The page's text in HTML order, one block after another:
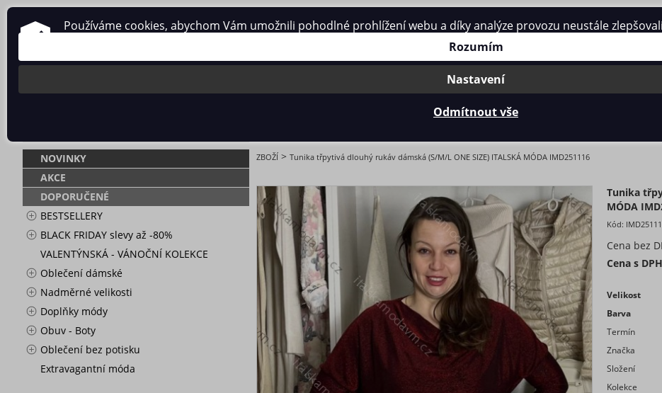
O nás Obchodní podmínky Ochrana osobních údajů Kontakt
NOVINKY
AKCE
DOPORUČENÉ
BESTSELLERY
BLACK FRIDAY slevy až -80%
VALENTÝNSKÁ - VÁNOČNÍ KOLEKCE
Oblečení dámské
Nadměrné velikosti
Doplňky módy
Obuv - Boty
Oblečení bez potisku
Extravagantní móda
ZBOŽÍ > Tunika třpytivá dlouhý rukáv dámská (S/M/L ONE SIZE) ITALSKÁ MÓDA IMD251116
Tunika
MÓDA
Kód:
Cena bez
Cena s DPH
Velikost
Barva
Termín
Značka
Složení
Kolekce
Používáme cookies, abychom Vám umožnili pohodlné prohlížení webu a díky analýze provozu neustále
Rozumím
Nastavení
Odmítnout vše